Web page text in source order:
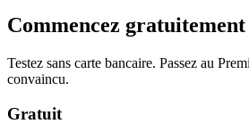
Commencez gratuitement
Testez sans carte bancaire. Passez au
convaincu.
Gratuit